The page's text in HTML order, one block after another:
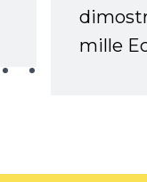
mille